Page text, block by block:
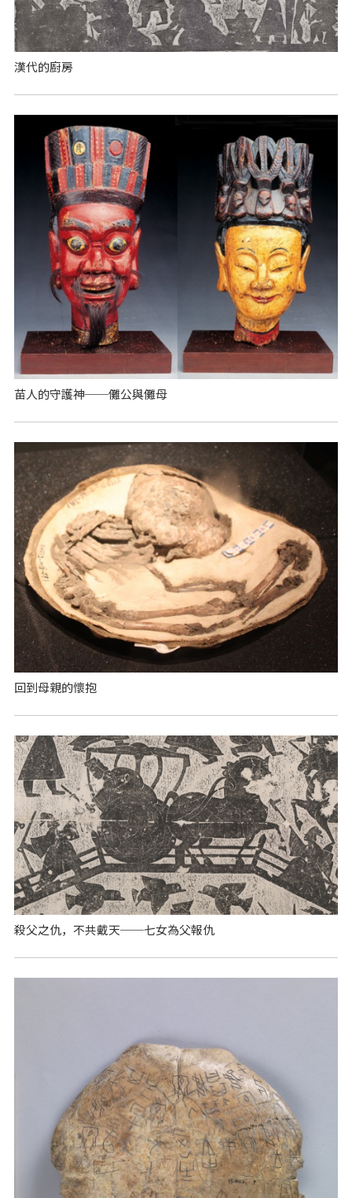
漢代的廚房
苗人的守護神──儺公與儺母
回到母親的懷抱
殺父之仇，不共戴天──七女為父報仇